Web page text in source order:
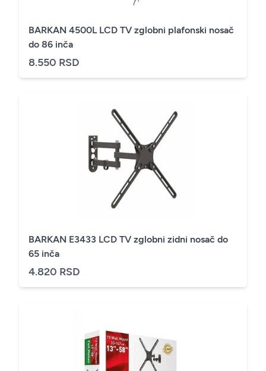
BARKAN 4500L LCD TV zglobni plafonski nosač
do 86 inča
8.550 RSD
BARKAN E3433 LCD TV zglobni zidni nosač do
65 inča
4.820 RSD